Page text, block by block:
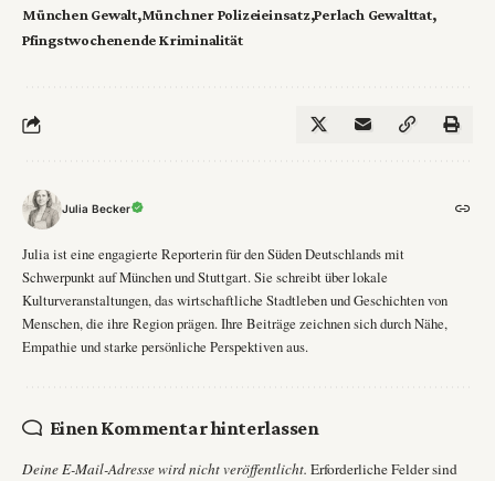
München Gewalt Münchner Polizeieinsatz Perlach Gewalttat
Pfingstwochenende Kriminalität
Julia Becker
Julia ist eine engagierte Reporterin für den Süden Deutschlands mit
Schwerpunkt auf München und Stuttgart. Sie schreibt über lokale
Kulturveranstaltungen, das wirtschaftliche Stadtleben und Geschichten von
Menschen, die ihre Region prägen. Ihre Beiträge zeichnen sich durch Nähe,
Empathie und starke persönliche Perspektiven aus.
Einen Kommentar hinterlassen
Deine E-Mail-Adresse wird nicht veröffentlicht. Erforderliche Felder sind